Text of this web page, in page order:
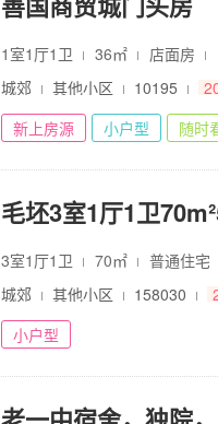
1室1厅1卫 36㎡ 店面房
城郊
其他小区 10195
新上房源
小户型 随时
毛坯3室1厅1卫
3室1厅1卫 70㎡
普通住宅
城郊
其他小区 158030
小户型